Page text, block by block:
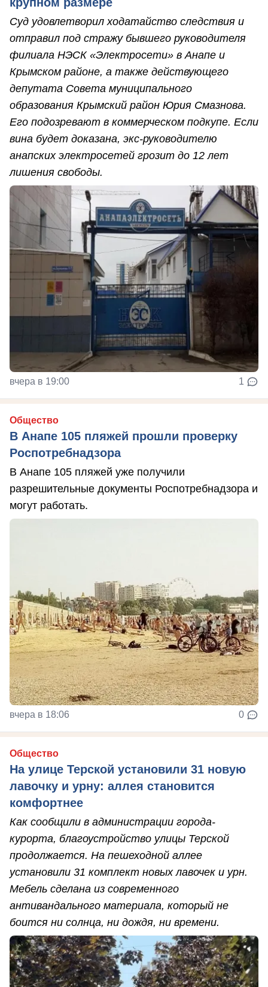
Суд удовлетворил ходатайство следствия и
отправил под стражу бывшего руководителя
филиала НЭСК «Электросети» в Анапе и
Крымском районе, а также действующего
депутата Совета муниципального
образования Крымский район Юрия Смазнова.
Его подозревают в коммерческом подкупе. Если
вина будет доказана, экс-руководителю
анапских электросетей грозит до 12 лет
лишения свободы.
вчера в 19:00 1
Общество
В Анапе 105 пляжей прошли проверку
Роспотребнадзора
В Анапе 105 пляжей уже получили
разрешительные документы Роспотребнадзора и
могут работать.
вчера в 18:06 0
Общество
На улице Терской установили 31 новую
лавочку и урну: аллея становится
комфортнее
Как сообщили в администрации города-
курорта, благоустройство улицы Терской
продолжается. На пешеходной аллее
установили 31 комплект новых лавочек и урн.
Мебель сделана из современного
антивандального материала, который не
боится ни солнца, ни дождя, ни времени.